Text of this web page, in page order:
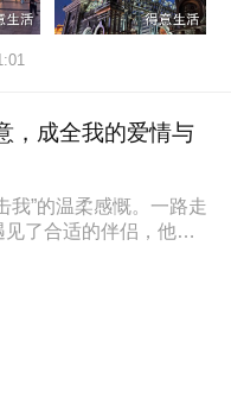
，成全我的爱情与
我”的温柔感慨。一路走
了合适的伴侣，他也